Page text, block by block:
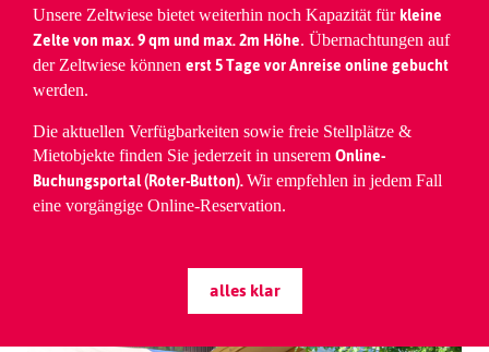
Unsere Zeltwiese bietet weiterhin noch Kapazität für kleine
Zelte von max. 9 qm und max. 2m Höhe. Übernachtungen auf
der Zeltwiese können erst 5 Tage vor Anreise online gebucht
werden.
Die aktuellen Verfügbarkeiten sowie freie Stellplätze &
Mietobjekte finden Sie jederzeit in unserem Online-
Buchungsportal (Roter-Button).Wir empfehlen in jedem Fall
eine vorgängige Online-Reservation.
alles klar
MOBILHOME
Glamping – Camping mal anders geniessen
PREISE